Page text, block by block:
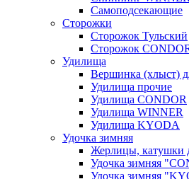
Самоподсекающие
Сторожки
Сторожок Тульский
Сторожок
Удилища
Вершинка (хлыст)
Удилищa прочие
Удилища CONDOR
Удилища WINNER
Удилища KYODA
Удочка зимняя
Жерлицы, катушки
Удочка зимняя
Удочка зимняя